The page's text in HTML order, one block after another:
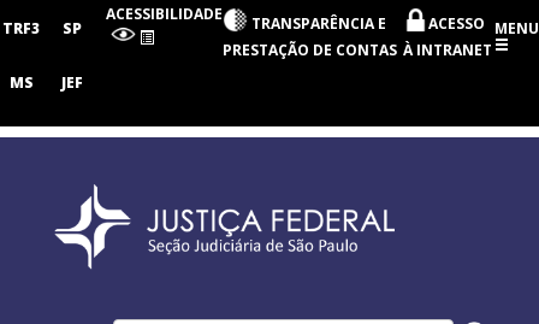
Judiciária
Paulo
TRF3 SP
MS JEF
ACESSIBILIDADE
TRANSPARÊNCIA E
PRESTAÇÃO DE CONTAS
ACESSO
À INTRANET
MENU